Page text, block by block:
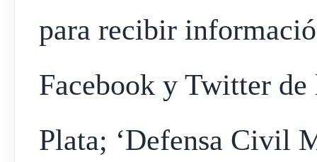
para recibir
Facebook y Twitter
Plata; ‘Defensa Civil